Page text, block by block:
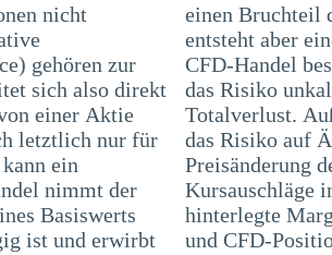
nicht
gehören zur
sich also direkt
einer Aktie
letztlich nur für
ein
nimmt der
Basiswerts
ist und erwirbt
beträgt. Dadurch
wie z. B.
hin zu einem
also
in Folge einer
auch
dass die
ist
und CFD-